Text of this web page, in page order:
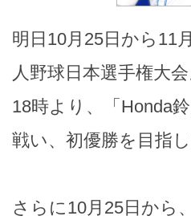
明日10月25日から11
人野球日本選手権大
18時より、「Honda
戦い、初優勝を目指
さらに10月25日から